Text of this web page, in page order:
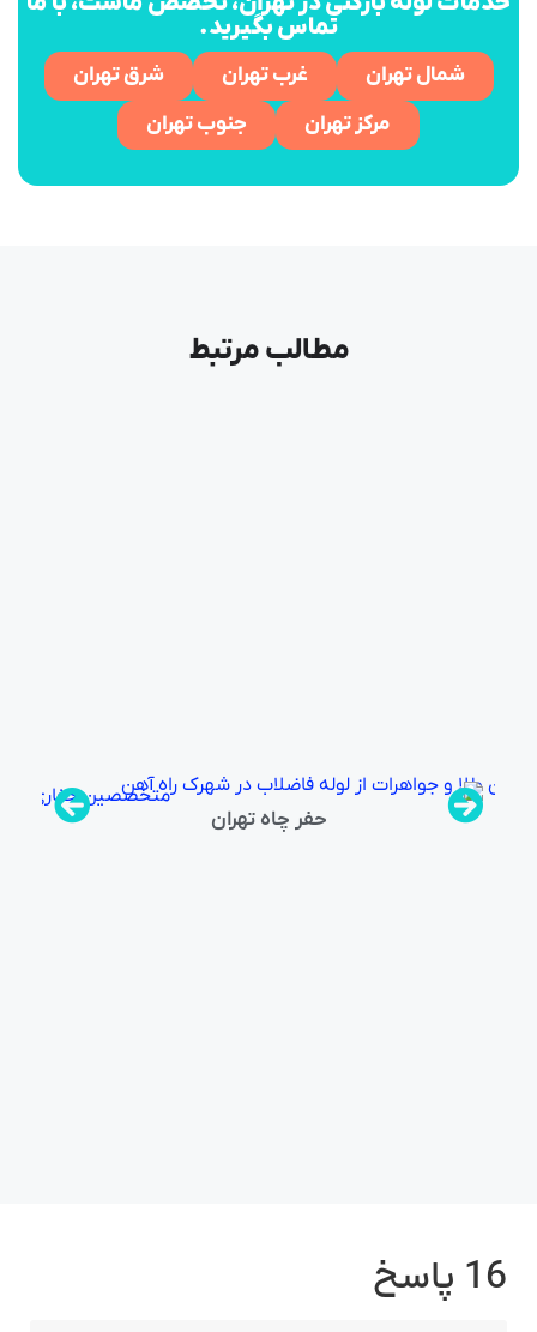
تماس بگیرید.
شمال تهران غرب تهران
شرق تهران
مرکز تهران
جنوب تهران
مطالب مرتبط
حفر چاه تهران
16 پاسخ